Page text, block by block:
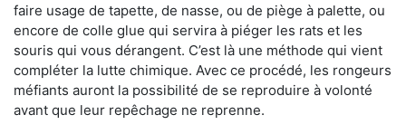
faire usage de tapette, de nasse, ou de piège à palette, ou
encore de colle glue qui servira à piéger les rats et les
souris qui vous dérangent. C’est là une méthode qui vient
compléter la lutte chimique. Avec ce procédé, les rongeurs
méfiants auront la possibilité de se reproduire à volonté
avant que leur repêchage ne reprenne.